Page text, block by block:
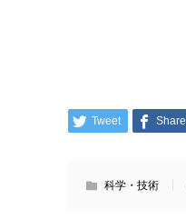
Tweet Share
科学・技術